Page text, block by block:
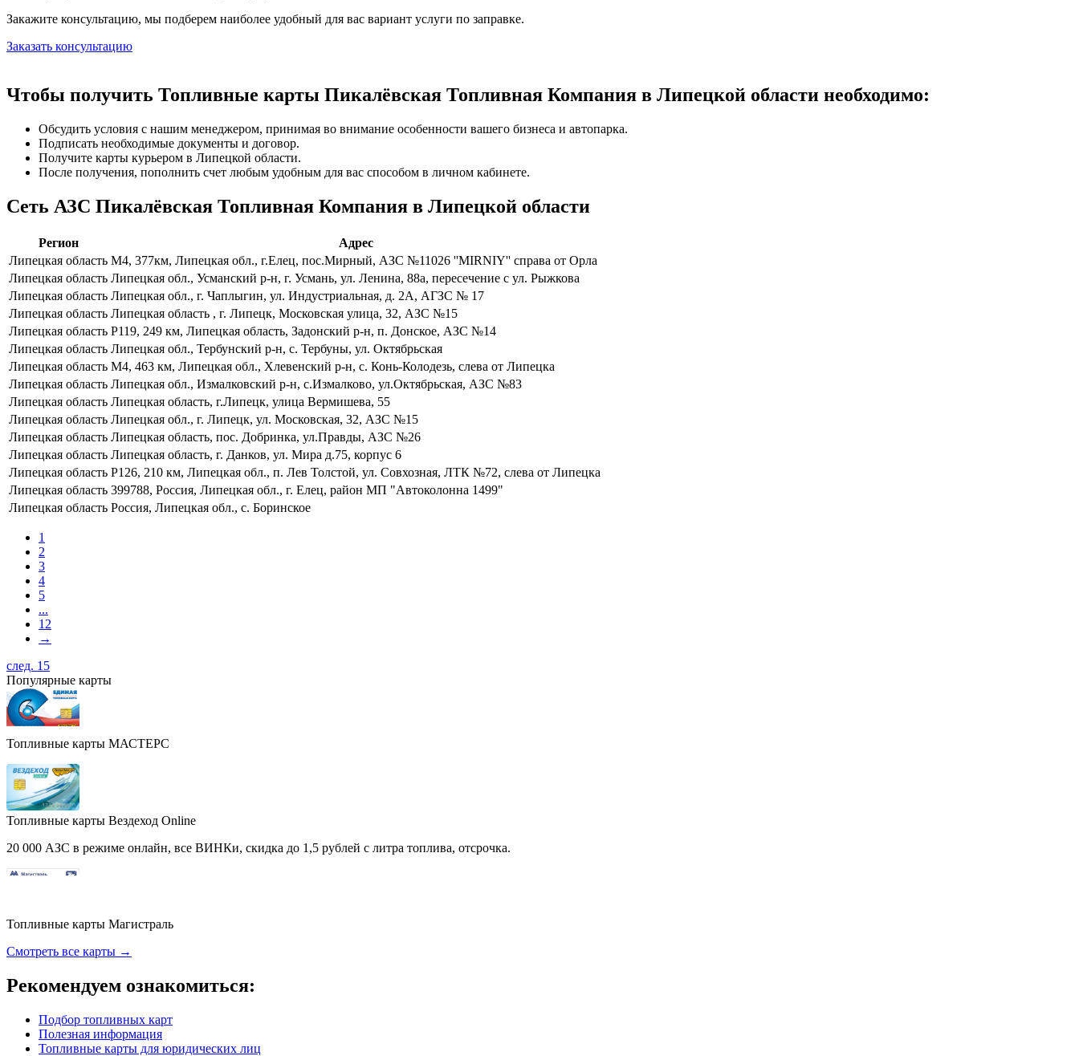
Закажите консультацию, мы подберем наиболее удобный для вас вариант услуги по заправке.
Заказать консультацию
Чтобы получить Топливные карты Пикалёвская Топливная Компания в Липецкой области необходимо:
Обсудить условия с нашим менеджером, принимая во внимание особенности вашего бизнеса и автопарка.
Подписать необходимые документы и договор.
Получите карты курьером в Липецкой области.
После получения, пополнить счет любым удобным для вас способом в личном кабинете.
Сеть АЗС Пикалёвская Топливная Компания в Липецкой области
Регион
Адрес
Липецкая область М4, 377км, Липецкая обл., г.Елец, пос.Мирный, АЗС №11026 ''MIRNIY'' справа от Орла
Липецкая область Липецкая обл., Усманский р-н, г. Усмань, ул. Ленина, 88а, пересечение с ул. Рыжкова
Липецкая область Липецкая обл., г. Чаплыгин, ул. Индустриальная, д. 2А, АГЗС № 17
Липецкая область Липецкая область , г. Липецк, Московская улица, 32, АЗС №15
Липецкая область Р119, 249 км, Липецкая область, Задонский р-н, п. Донское, АЗС №14
Липецкая область Липецкая обл., Тербунский р-н, с. Тербуны, ул. Октябрьская
Липецкая область М4, 463 км, Липецкая обл., Хлевенский р-н, с. Конь-Колодезь, слева от Липецка
Липецкая область Липецкая обл., Измалковский р-н, с.Измалково, ул.Октябрьская, АЗС №83
Липецкая область Липецкая область, г.Липецк, улица Вермишева, 55
Липецкая область Липецкая обл., г. Липецк, ул. Московская, 32, АЗС №15
Липецкая область Липецкая область, пос. Добринка, ул.Правды, АЗС №26
Липецкая область Липецкая область, г. Данков, ул. Мира д.75, корпус 6
Липецкая область Р126, 210 км, Липецкая обл., п. Лев Толстой, ул. Совхозная, ЛТК №72, слева от Липецка
Липецкая область 399788, Россия, Липецкая обл., г. Елец, район МП "Автоколонна 1499"
Липецкая область Россия, Липецкая обл., с. Боринское
1
2
3
4
5
...
12
→
след. 15
Популярные карты
Топливные карты МАСТЕРС
Топливные карты Вездеход Online
20 000 АЗС в режиме онлайн, все ВИНКи, скидка до 1,5 рублей с литра топлива, отсрочка.
Топливные карты Магистраль
Смотреть все карты →
Рекомендуем ознакомиться:
Подбор топливных карт
Полезная информация
Топливные карты для юридических лиц